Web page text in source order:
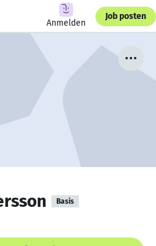
Anmelden
Job posten
Basis